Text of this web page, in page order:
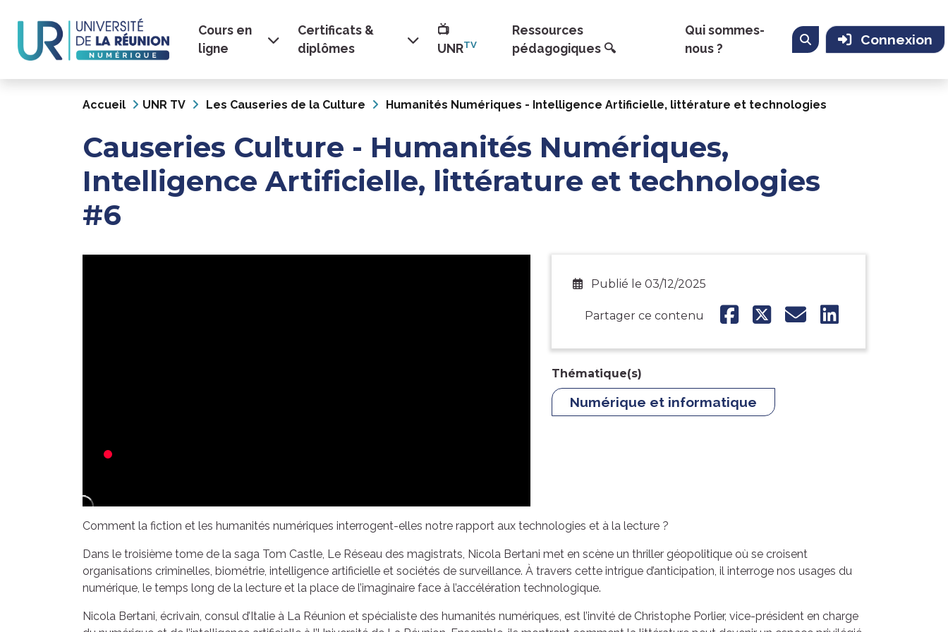
principal
Navigation
principale
Cours en
ligne
Certificats &
diplômes
📺
UNRTV
Ressources
pédagogiques 🔍
Qui sommes-
nous ?
Connexion
Accueil UNR TV Les Causeries de la Culture Humanités Numériques - Intelligence Artificielle, littérature et technologies
Causeries Culture - Humanités Numériques,
Intelligence Artificielle, littérature et technologies
#6
Publié le 03/12/2025
Partager ce contenu
Thématique(s)
Numérique et informatique
Comment la fiction et les humanités numériques interrogent-elles notre rapport aux technologies et à la lecture ?
Dans le troisième tome de la saga Tom Castle, Le Réseau des magistrats, Nicola Bertani met en scène un thriller géopolitique où se croisent
organisations criminelles, biométrie, intelligence artificielle et sociétés de surveillance. À travers cette intrigue d’anticipation, il interroge nos usages du
numérique, le temps long de la lecture et la place de l’imaginaire face à l’accélération technologique.
Nicola Bertani, écrivain, consul d’Italie à La Réunion et spécialiste des humanités numériques, est l’invité de Christophe Porlier, vice-président en charge